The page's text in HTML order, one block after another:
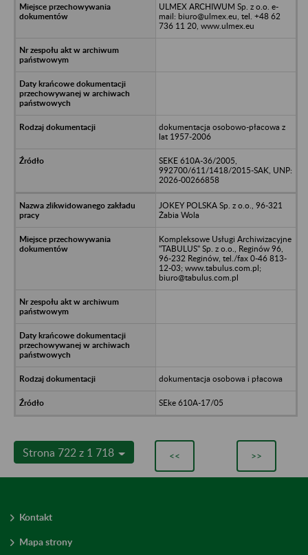
ULMEX ARCHIWUM Sp. z o.o. e-
mail: biuro@ulmex.eu, tel. +48 62
736 11 20, www.ulmex.eu
dokumentacja osobowo-płacowa z
lat 1957-2006
SEKE 610A-36/2005,
992700/611/1418/2015-SAK, UNP:
2026-00266858
JOKEY POLSKA Sp. z o.o., 96-321
Żabia Wola
Kompleksowe Usługi Archiwizacyjne
"TABULUS" Sp. z o.o., Reginów 96,
96-232 Reginów, tel./fax 0-46 813-
12-03; www.tabulus.com.pl;
biuro@tabulus.com.pl
dokumentacja osobowa i płacowa
SEke 610A-17/05
Strona 722 z 1 718 << >>
Kontakt
Mapa strony